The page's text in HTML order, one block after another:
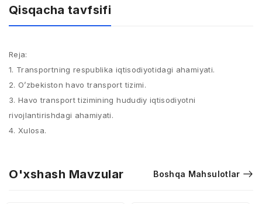
Qisqacha tavfsifi
Reja:
1. Transportning respublika iqtisodiyotidagi ahamiyati.
2. O’zbekiston havo transport tizimi.
3. Havo transport tizimining hududiy iqtisodiyotni
rivojlantirishdagi ahamiyati.
4. Xulosa.
O'xshash Mavzular Boshqa Mahsulotlar